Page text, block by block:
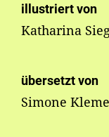
illustriert von
Katharina
übersetzt von
Simone